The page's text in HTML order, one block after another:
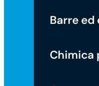
Barre
Chimica